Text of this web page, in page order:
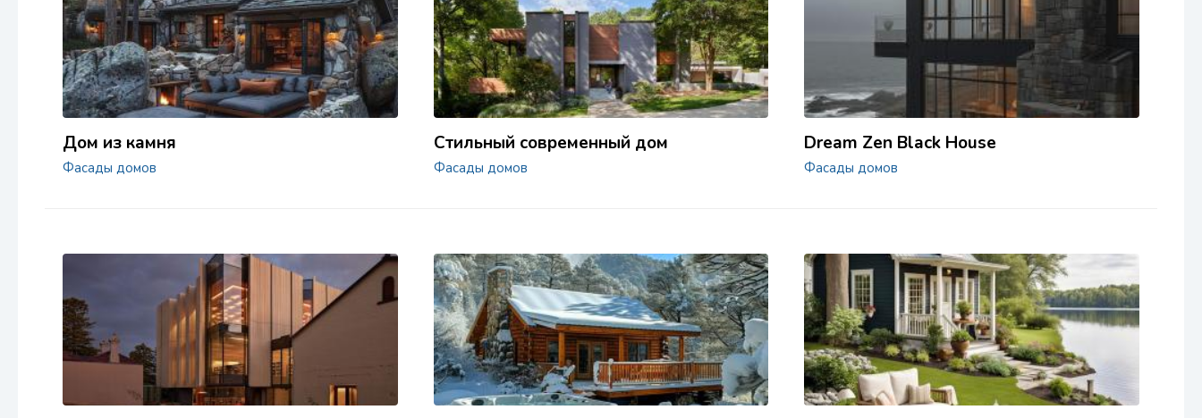
Дом из камня
Фасады домов
Стильный современный дом
Фасады домов
Dream Zen Black House
Фасады домов